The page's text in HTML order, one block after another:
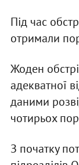
Під час
отримали
Жоден
адекватної
даними
чотирьох
З початку